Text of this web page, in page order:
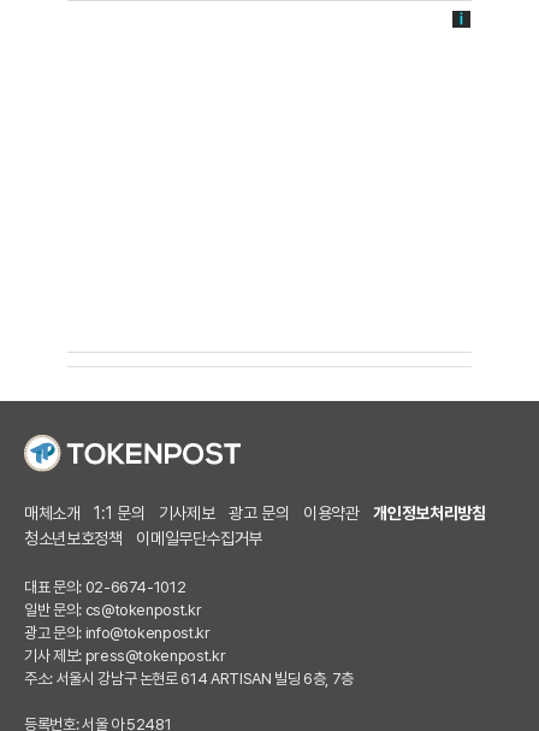
매체소개 1:1 문의 기사제보 광고 문의 이용약관
개인정보처리방침
청소년보호정책
이메일무단수집거부
대표 문의: 02-6674-1012
일반 문의: cs@tokenpost.kr
광고 문의: info@tokenpost.kr
기사 제보: press@tokenpost.kr
주소: 서울시 강남구 논현로 614 ARTISAN 빌딩 6층, 7층
등록번호: 서울 아 52481